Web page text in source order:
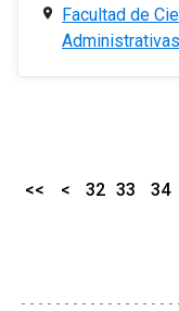
Facultad de
<< < 32 33 34